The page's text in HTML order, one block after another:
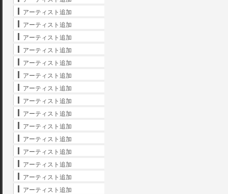
アーティスト追加
アーティスト追加
アーティスト追加
アーティスト追加
アーティスト追加
アーティスト追加
アーティスト追加
アーティスト追加
アーティスト追加
アーティスト追加
アーティスト追加
アーティスト追加
アーティスト追加
アーティスト追加
アーティスト追加